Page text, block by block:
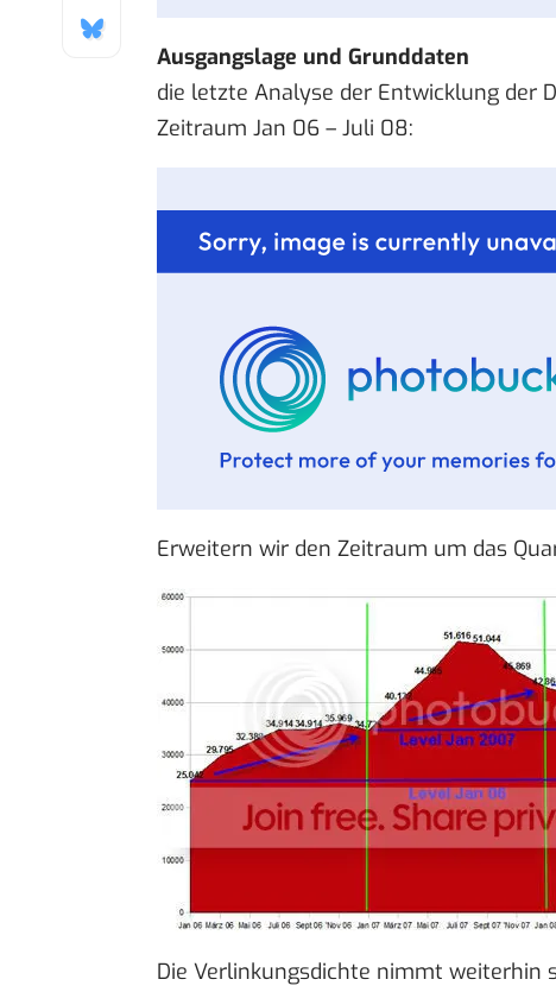
Ausgangslage und Grunddaten
die letzte Analyse der Entwicklung der
Zeitraum Jan 06 – Juli 08:
Erweitern wir den Zeitraum um das
Die Verlinkungsdichte nimmt weiterhin